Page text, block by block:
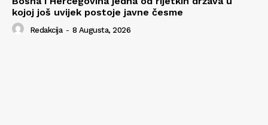
kojoj još uvijek postoje javne česme
Redakcija - 8 Augusta, 2026